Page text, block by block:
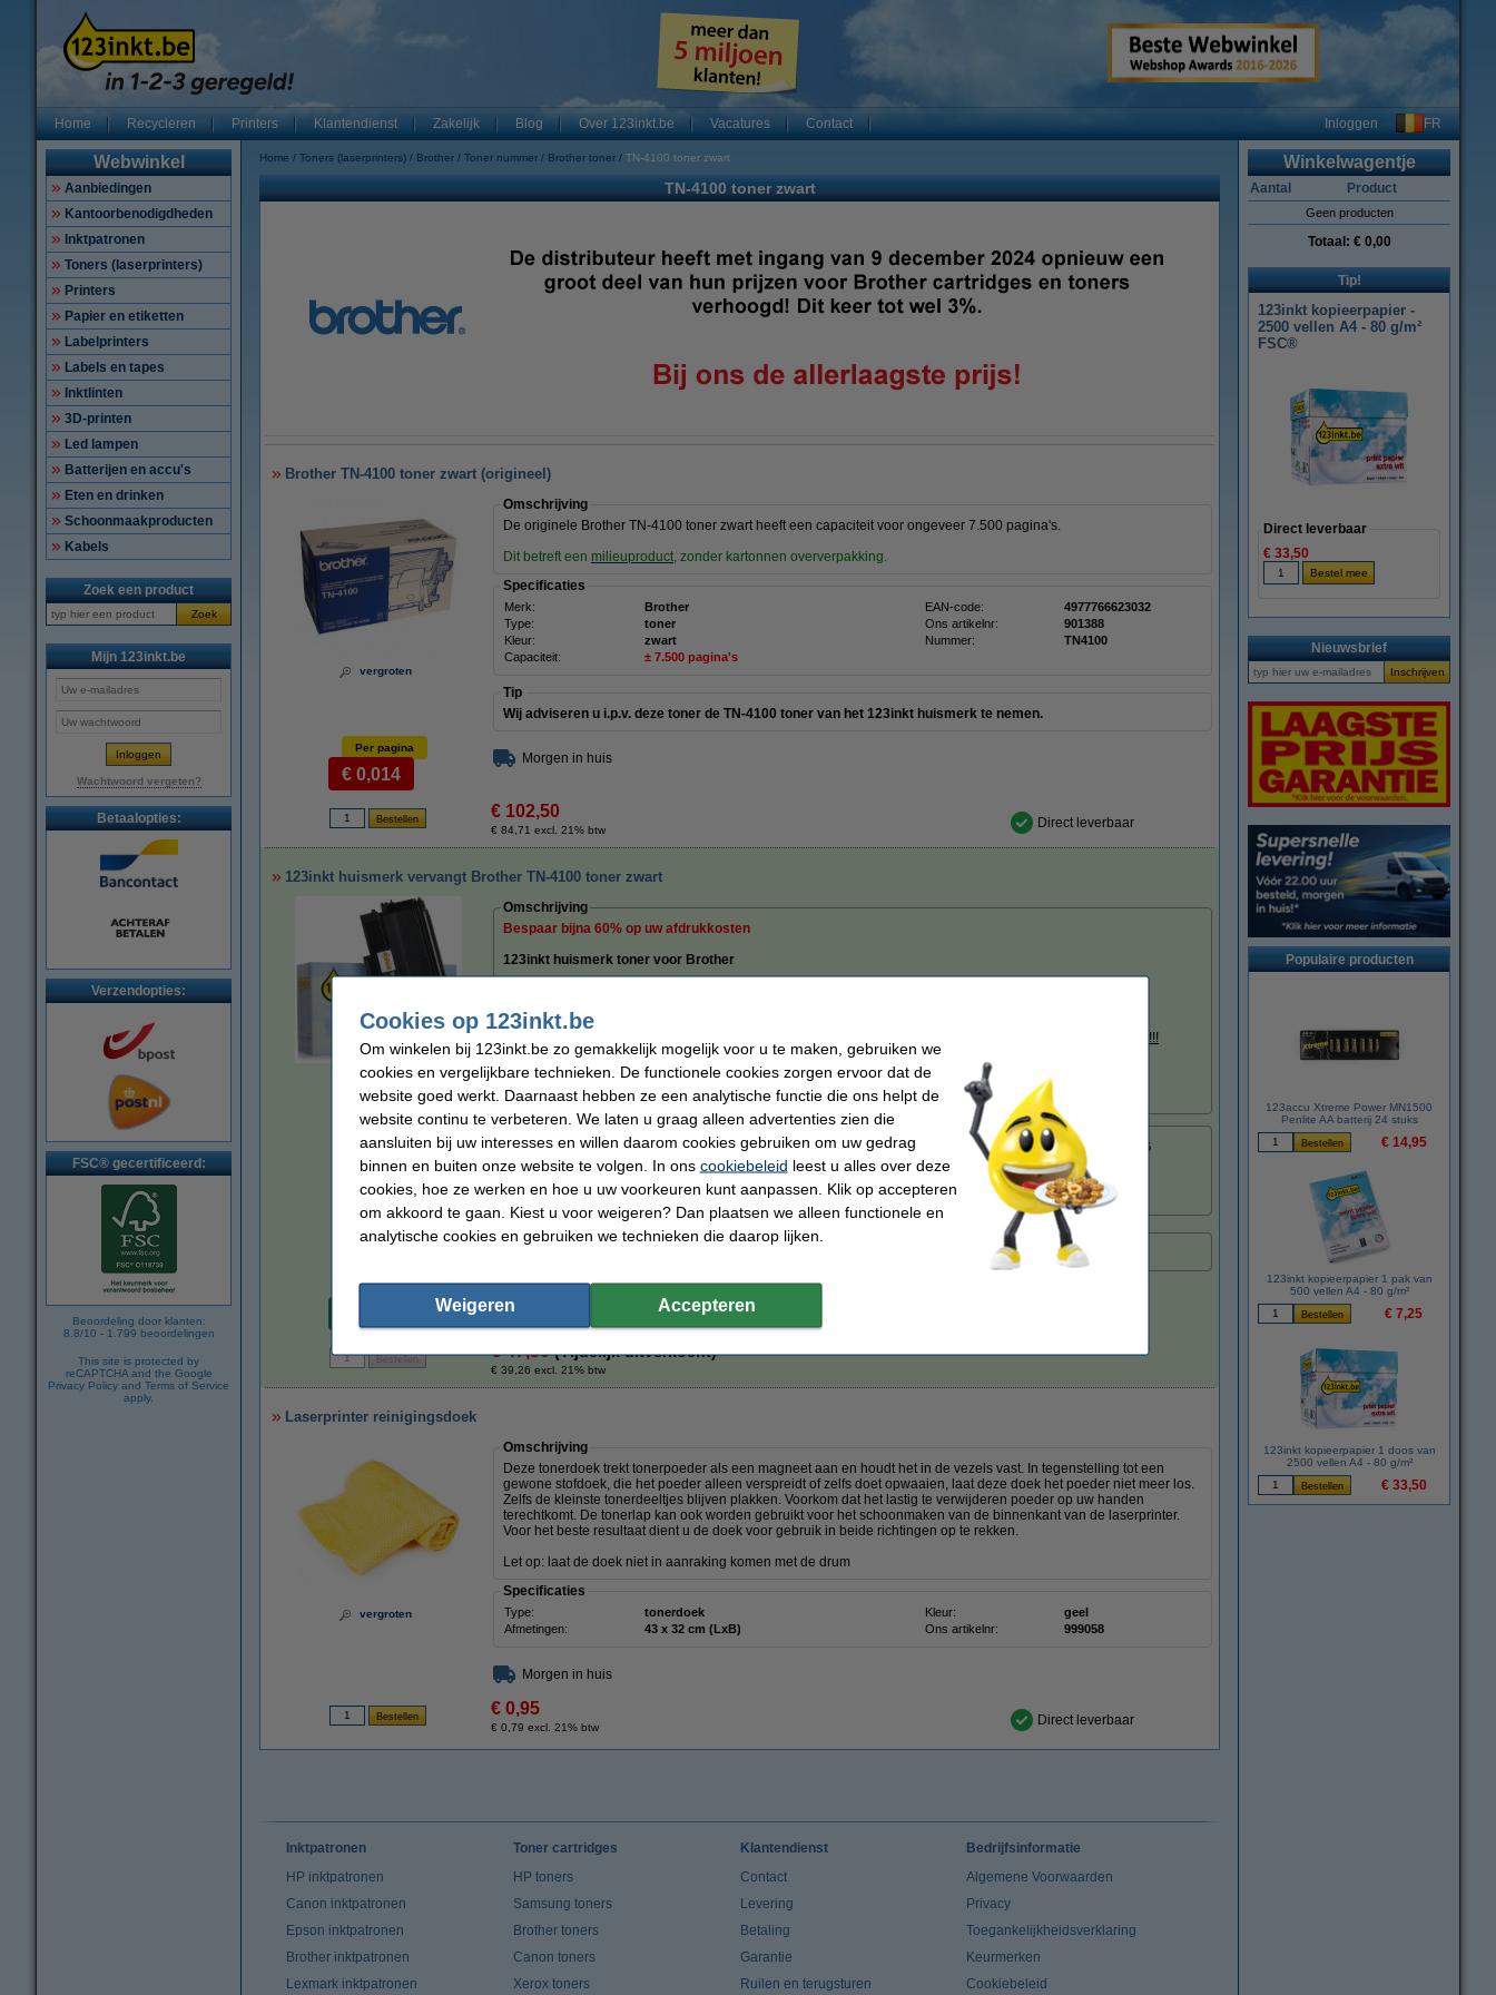
Home Recycleren Printers Klantendienst Zakelijk Blog Over 123inkt.be Vacatures Contact Inloggen FR
Webwinkel
Aanbiedingen
Kantoorbenodigdheden
Inktpatronen
Toners (laserprinters)
Printers
Papier en etiketten
Labelprinters
Labels en tapes
Inktlinten
3D-printen
Led lampen
Batterijen en accu's
Eten en drinken
Schoonmaakproducten
Kabels
Zoek een product
Zoek
Mijn 123inkt.be
Wachtwoord vergeten?
Betaalopties:
Verzendopties:
FSC® gecertificeerd:
Beoordeling door klanten:
8.8/10 - 1.799 beoordelingen
This site is protected by
reCAPTCHA and the Google
Privacy Policy and Terms of Service
apply.
Home Toners (laserprinters) Brother Toner nummer Brother toner TN-4100 toner zwart
TN-4100 toner zwart
Brother TN-4100 toner zwart (origineel)
vergroten
Omschrijving
De originele Brother TN-4100 toner zwart heeft een capaciteit voor ongeveer 7.500 pagina's.
Dit betreft een milieuproduct, zonder kartonnen oververpakking.
Specificaties
Merk: Brother EAN-code:
4977766623032
Type:
toner Ons artikelnr:
901388
Kleur:
zwart Nummer:
TN4100
Capaciteit:
± 7.500 pagina's
Tip
Wij adviseren u i.p.v. deze toner de TN-4100 toner van het 123inkt huismerk te nemen.
Per pagina
€ 0,014
Morgen in huis
€ 102,50
€ 84,71 excl. 21% btw Direct leverbaar
123inkt huismerk vervangt Brother TN-4100 toner zwart
vergroten
Omschrijving
Bespaar bijna 60% op uw afdrukkosten
123inkt huismerk toner voor Brother
stukken goedkoper!!!
Klik hiervoor extra informatie over de kwaliteit van onze toners.
Uiteraard ook op dit 123inkt huismerk product 100% garantie.
Specificaties
Merk: 123inkt EAN-code:
8718237006185
Type:
toner Ons artikelnr:
029741
TN4100
Capaciteit:
± 8.250 pagina's
Tip
Wij adviseren u deze toner (het 123inkt huismerk) te nemen i.p.v. de Brother-uitvoering.
Per pagina
€ 47,50(Tijdelijk uitverkocht)
€ 39,26 excl. 21% btw
Laserprinter reinigingsdoek
vergroten
Omschrijving
Deze tonerdoek trekt tonerpoeder als een magneet aan en houdt het in de vezels vast. In tegenstelling tot een
gewone stofdoek, die het poeder alleen verspreidt of zelfs doet opwaaien, laat deze doek het poeder niet meer los.
Zelfs de kleinste tonerdeeltjes blijven plakken. Voorkom dat het lastig te verwijderen poeder op uw handen
terechtkomt. De tonerlap kan ook worden gebruikt voor het schoonmaken van de binnenkant van de laserprinter.
Voor het beste resultaat dient u de doek voor gebruik in beide richtingen op te rekken.
Let op: laat de doek niet in aanraking komen met de drum
Specificaties
Type: tonerdoek Kleur:
geel
Afmetingen:
43 x 32 cm (LxB) Ons artikelnr: 999058
Morgen in huis
€ 0,95
€ 0,79 excl. 21% btw Direct leverbaar
Winkelwagentje
Aantal Product
Geen producten
Totaal: € 0,00
Tip!
123inkt kopieerpapier -
2500 vellen A4 - 80 g/m²
FSC®
Direct leverbaar
€ 33,50
Nieuwsbrief
Populaire producten
123accu Xtreme Power MN1500
Penlite AA batterij 24 stuks
€ 14,95
123inkt kopieerpapier 1 pak van
500 vellen A4 - 80 g/m²
€ 7,25
123inkt kopieerpapier 1 doos van
2500 vellen A4 - 80 g/m²
€ 33,50
Inktpatronen
HP inktpatronen
Canon inktpatronen
Epson inktpatronen
Brother inktpatronen
Lexmark inktpatronen
Toner cartridges
HP toners
Samsung toners
Brother toners
Canon toners
Xerox toners
Klantendienst
Contact
Levering
Betaling
Garantie
Ruilen en terugsturen
Bedrijfsinformatie
Algemene Voorwaarden
Privacy
Toegankelijkheidsverklaring
Keurmerken
Cookiebeleid
Cookies op 123inkt.be
Om winkelen bij 123inkt.be zo gemakkelijk mogelijk voor u te maken, gebruiken we
cookies en vergelijkbare technieken. De functionele cookies zorgen ervoor dat de
website goed werkt. Daarnaast hebben ze een analytische functie die ons helpt de
website continu te verbeteren. We laten u graag alleen advertenties zien die
aansluiten bij uw interesses en willen daarom cookies gebruiken om uw gedrag
binnen en buiten onze website te volgen. In ons cookiebeleid leest u alles over deze
cookies, hoe ze werken en hoe u uw voorkeuren kunt aanpassen. Klik op accepteren
om akkoord te gaan. Kiest u voor weigeren? Dan plaatsen we alleen functionele en
analytische cookies en gebruiken we technieken die daarop lijken.
Weigeren Accepteren